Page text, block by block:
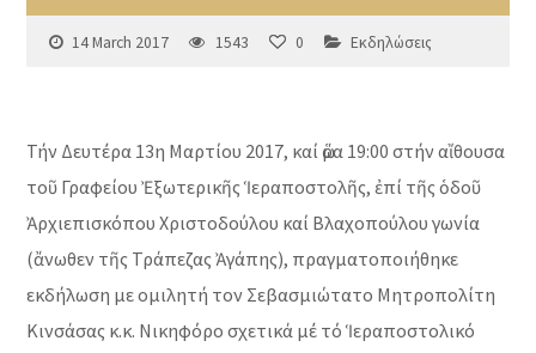
14 March 2017 1543 0 Εκδηλώσεις
Τήν Δευτέρα 13η Μαρτίου 2017, καί ὥρα 19:00 στήν αἴθουσα
τοῦ Γραφείου Ἐξωτερικῆς Ἱεραποστολῆς, ἐπί τῆς ὁδοῦ
Ἀρχιεπισκόπου Χριστοδούλου καί Βλαχοπούλου γωνία
(ἄνωθεν τῆς Τράπεζας Ἀγάπης), πραγματοποιήθηκε
εκδήλωση με ομιλητή τον Σεβασμιώτατο Μητροπολίτη
Κινσάσας κ.κ. Νικηφόρο σχετικά μέ τό Ἱεραποστολικό